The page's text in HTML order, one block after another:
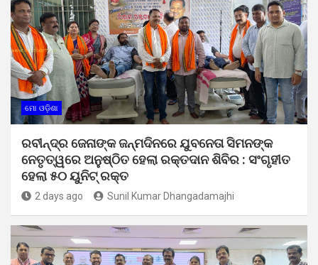
ମୋ ଓଡ଼ିଶା
ରବୀନ୍ଦ୍ର ଜେନାଙ୍କ ଜନ୍ମଦିନରେ ଯୁବନେତା ସିମନଙ୍କ
ନେତୃତ୍ୱରେ ଅନୁଷ୍ଠିତ ହେଲା ରକ୍ତଦାନ ଶିବିର : ସଂଗୃହୀତ
ହେଲା ୫୦ ୟୁନିଟ୍ ରକ୍ତ
2 days ago Sunil Kumar Dhangadamajhi